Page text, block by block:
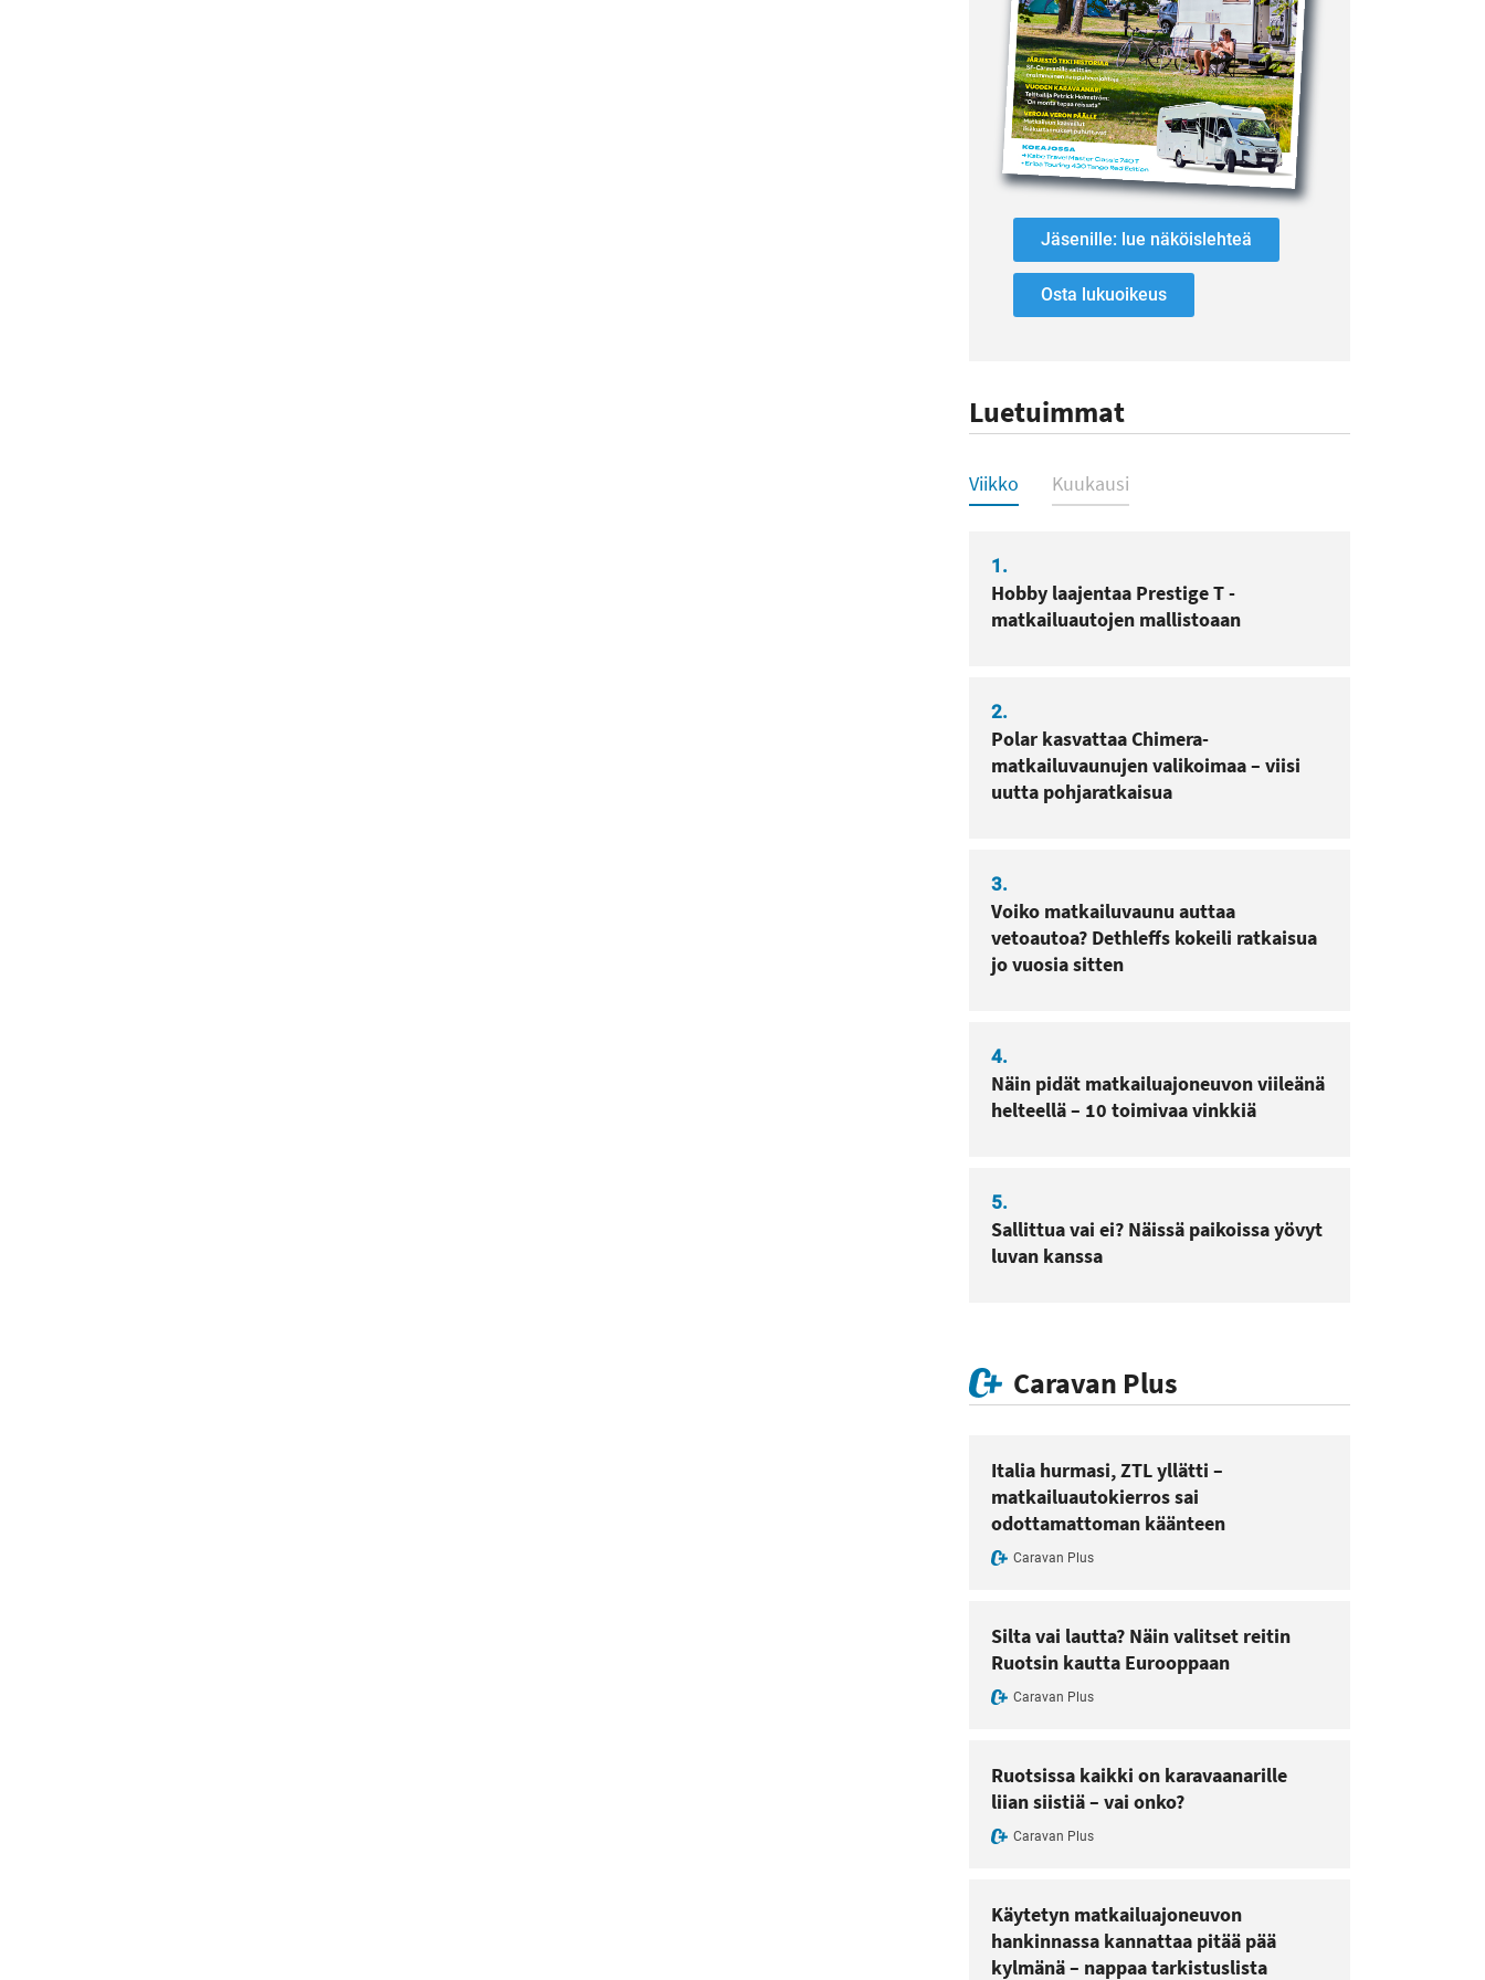
Jäsenille: lue näköislehteä
Osta lukuoikeus
Luetuimmat
Luetuimmat
Viikko Kuukausi
1.
Hobby laajentaa Prestige T -
matkailuautojen mallistoaan
2.
Polar kasvattaa Chimera-
matkailuvaunujen valikoimaa – viisi
uutta pohjaratkaisua
3.
Voiko matkailuvaunu auttaa
vetoautoa? Dethleffs kokeili ratkaisua
jo vuosia sitten
4.
Näin pidät matkailuajoneuvon viileänä
helteellä – 10 toimivaa vinkkiä
5.
Sallittua vai ei? Näissä paikoissa yövyt
luvan kanssa
Caravan Plus
Italia hurmasi, ZTL yllätti –
matkailuautokierros sai
odottamattoman käänteen
Caravan Plus
Silta vai lautta? Näin valitset reitin
Ruotsin kautta Eurooppaan
Caravan Plus
Ruotsissa kaikki on karavaanarille
liian siistiä – vai onko?
Caravan Plus
Käytetyn matkailuajoneuvon
hankinnassa kannattaa pitää pää
kylmänä – nappaa tarkistuslista